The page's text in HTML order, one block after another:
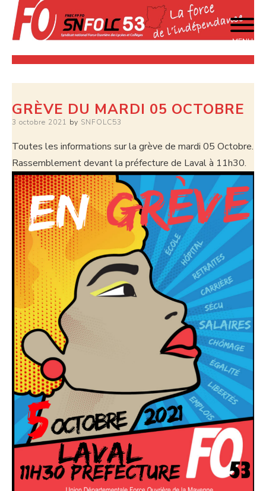
Skip
to
content
SNFOLC 53
La force de l'indépendance
MENU
GRÈVE DU MARDI 05 OCTOBRE
Posted
3 octobre 2021 by SNFOLC53
Toutes les informations sur la grève de mardi 05 Octobre.
Rassemblement devant la préfecture de Laval à 11h30.